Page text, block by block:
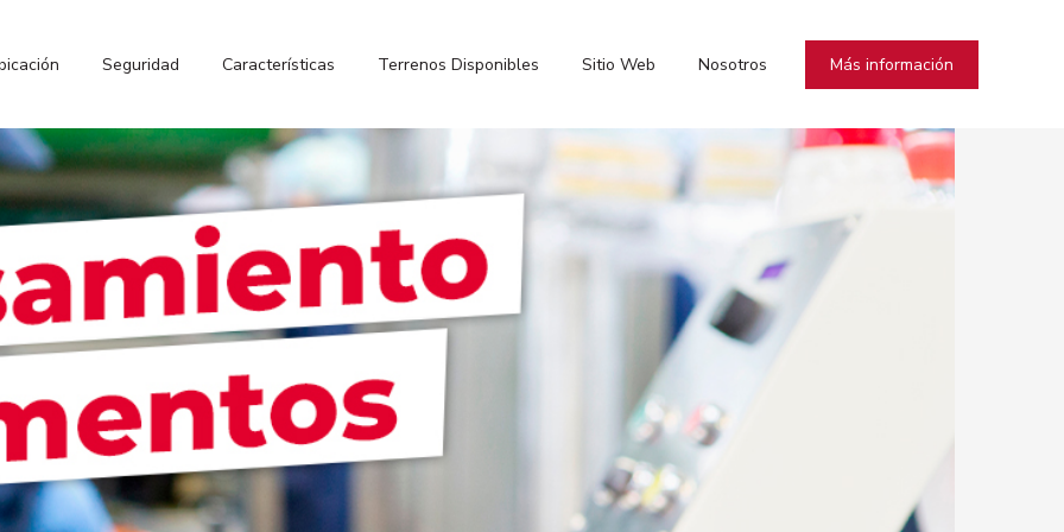
Seguridad Características Terrenos Disponibles Sitio Web Nosotros Más información